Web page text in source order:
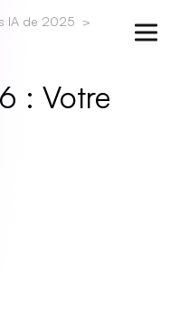
IA de 2025
: Votre